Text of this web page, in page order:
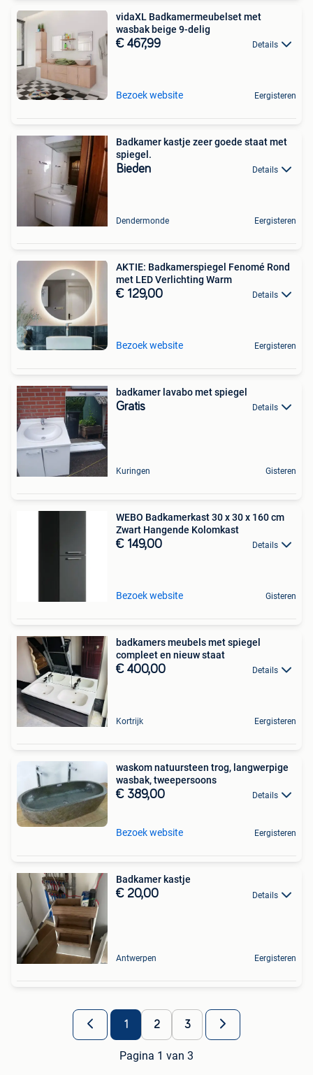
vidaXL Badkamermeubelset met
wasbak beige 9-delig
€ 467,99 Details
Bezoek website Eergisteren
Badkamer kastje zeer goede staat met
spiegel.
Bieden Details
Dendermonde Eergisteren
AKTIE: Badkamerspiegel Fenomé Rond
met LED Verlichting Warm
€ 129,00 Details
Bezoek website Eergisteren
badkamer lavabo met spiegel
Gratis Details
Kuringen Gisteren
WEBO Badkamerkast 30 x 30 x 160 cm
Zwart Hangende Kolomkast
€ 149,00 Details
Bezoek website Gisteren
badkamers meubels met spiegel
compleet en nieuw staat
€ 400,00 Details
Kortrijk Eergisteren
waskom natuursteen trog, langwerpige
wasbak, tweepersoons
€ 389,00 Details
Bezoek website Eergisteren
Badkamer kastje
€ 20,00 Details
Antwerpen Eergisteren
1 2 3
Pagina 1 van 3